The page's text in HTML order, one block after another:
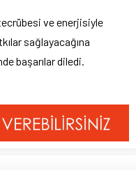
ve enerjisiyle
sağlayacağına
başarılar diledi.